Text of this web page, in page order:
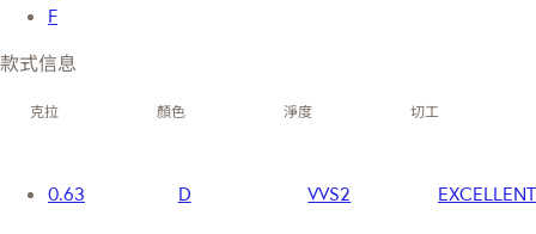
F
款式信息
克拉 顏色 淨度 切工
0.63 D VVS2 EXCELLENT